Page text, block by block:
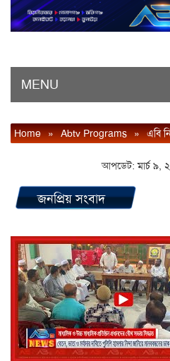
MENU
Home » Abtv Programs » এবি
আপডেট: মার্চ ৯,
জনপ্রিয় সংবাদ